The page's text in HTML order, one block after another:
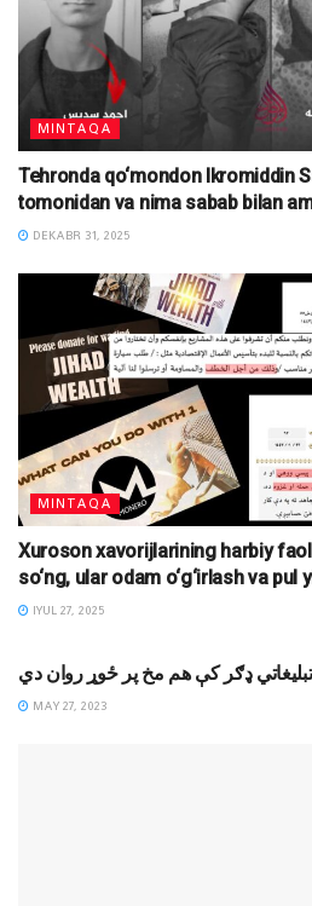
MINTAQA
Tehronda qo‘mondon Ikromiddin
tomonidan va nima sabab bilan
DEKABR 31, 2025
MINTAQA
Xuroson xavorijlarining harbiy
so‘ng, ular odam o‘g‘irlash va pul
IYUL 27, 2025
ډګر کې هم مخ پر ځوړ روان دي
MAY 27, 2023